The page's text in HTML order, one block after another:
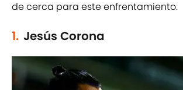
de cerca para este enfrentamiento.
1. Jesús Corona